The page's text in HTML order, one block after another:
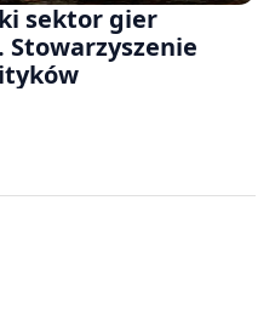
sektor gier